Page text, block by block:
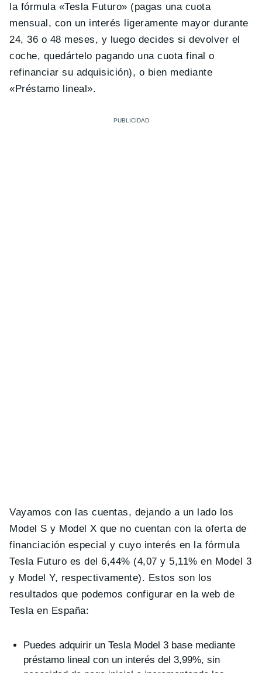
la fórmula «Tesla Futuro» (pagas una cuota
mensual, con un interés ligeramente mayor durante
24, 36 o 48 meses, y luego decides si devolver el
coche, quedártelo pagando una cuota final o
refinanciar su adquisición), o bien mediante
«Préstamo lineal».
Vayamos con las cuentas, dejando a un lado los
Model S y Model X que no cuentan con la oferta de
financiación especial y cuyo interés en la fórmula
Tesla Futuro es del 6,44% (4,07 y 5,11% en Model 3
y Model Y, respectivamente). Estos son los
resultados que podemos configurar en la web de
Tesla en España:
Puedes adquirir un Tesla Model 3 base mediante
préstamo lineal con un interés del 3,99%, sin